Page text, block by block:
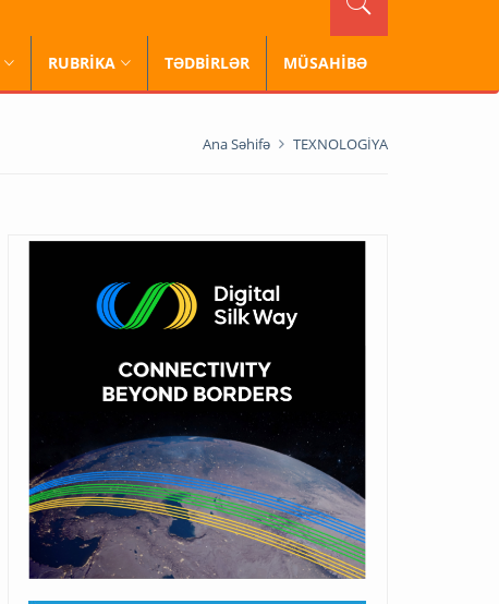
RUBRİKA TƏDBİRLƏR MÜSAHİBƏ
Ana Səhifə TEXNOLOGİYA